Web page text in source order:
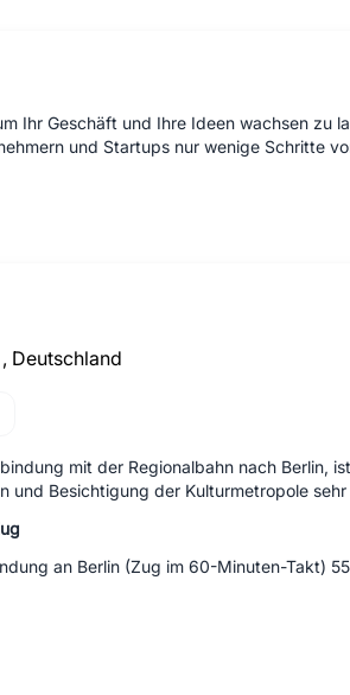
Ihr Geschäft und Ihre Ideen wachsen zu
und Startups nur wenige Schritte
Deutschland
mit der Regionalbahn nach Berlin,
und Besichtigung der Kulturmetropole
an Berlin (Zug im 60-Minuten-Takt)